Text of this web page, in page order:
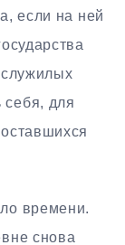
если на ней
для
времени.
снова